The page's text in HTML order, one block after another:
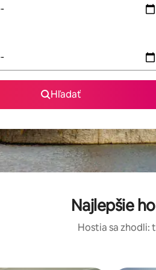
Hľadať
Najlepšie
Hostia sa zhodli: